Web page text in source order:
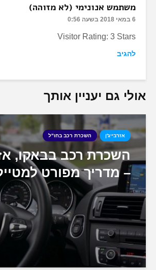
משתמש אנונימי (לא מזוהה)
6 במאי 2018 בשעה 0:56
Visitor Rating: 3 Stars
להגיב
אולי גם יעניין אותך
אזרבייג'ן השכרת רכב בחו"ל
השכרת רכב בבאקו,
– מדריך מפורט